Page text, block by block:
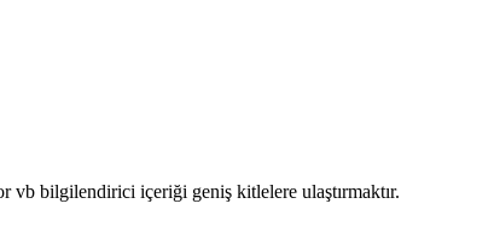
vb bilgilendirici içeriği geniş kitlelere ulaştırmaktır.